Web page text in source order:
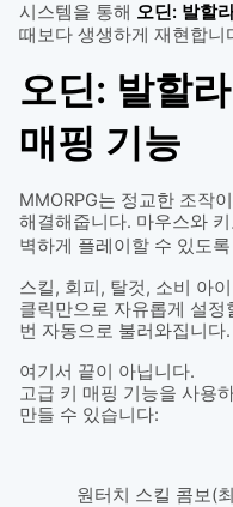
시스템을 통해 오딘: 발할
때보다 생생하게 재현합니
오딘: 발할
매핑 기능
MMORPG는 정교한 조작
해결해줍니다. 마우스와
벽하게 플레이할 수 있도록
스킬, 회피, 탈것, 소비 아
클릭만으로 자유롭게 설
번 자동으로 불러와집니다.
여기서 끝이 아닙니다.
고급 키 매핑 기능을 사용
만들 수 있습니다:
원터치 스킬 콤보(